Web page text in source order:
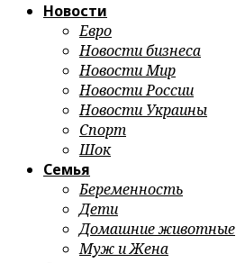
Новости
Евро
Новости бизнеса
Новости Мир
Новости России
Новости Украины
Спорт
Шок
Семья
Беременность
Дети
Домашние животные
Муж и Жена